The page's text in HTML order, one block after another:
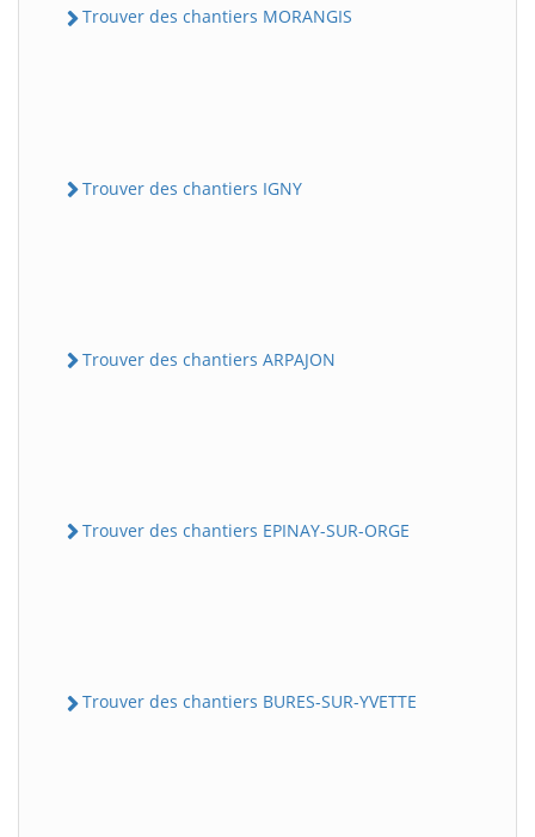
Trouver des chantiers MORANGIS
Trouver des chantiers IGNY
Trouver des chantiers ARPAJON
Trouver des chantiers EPINAY-SUR-ORGE
Trouver des chantiers BURES-SUR-YVETTE